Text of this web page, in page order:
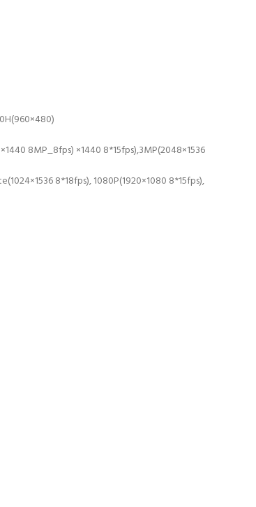
8MP_8fps) ×1440 8*15fps),3MP(2048×1536
8*18fps), 1080P(1920×1080 8*15fps),